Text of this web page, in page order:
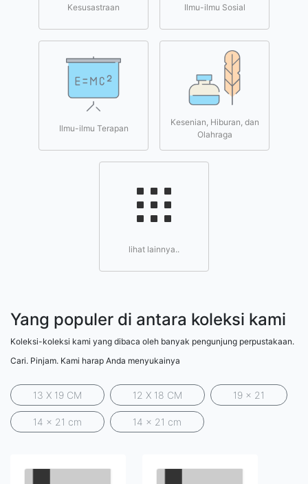
Kesusastraan Ilmu-ilmu Sosial
Ilmu-ilmu Terapan
Kesenian, Hiburan, dan
Olahraga
lihat lainnya..
Yang populer di antara koleksi kami
Koleksi-koleksi kami yang dibaca oleh banyak pengunjung perpustakaan.
Cari. Pinjam. Kami harap Anda menyukainya
13 X 19 CM 12 X 18 CM 19 x 21
14 x 21 cm 14 x 21 cm